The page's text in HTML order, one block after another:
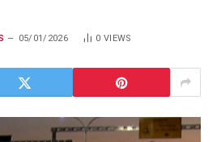
05/01/2026 0 VIEWS